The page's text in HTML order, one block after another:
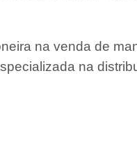
na venda de
na